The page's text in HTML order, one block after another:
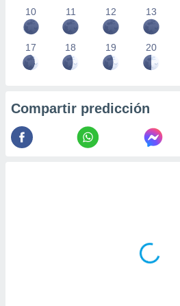
10 11 12 13
17 18 19 20
Compartir predicción